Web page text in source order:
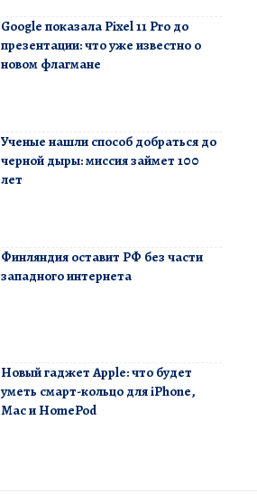
Google показала Pixel 11 Pro до
презентации: что уже известно о
новом флагмане
Ученые нашли способ добраться до
черной дыры: миссия займет 100
лет
Финляндия оставит РФ без части
западного интернета
Новый гаджет Apple: что будет
уметь смарт-кольцо для iPhone,
Mac и HomePod